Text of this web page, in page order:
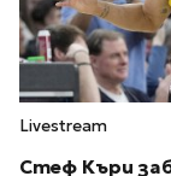
Livestream
Стеф Къри